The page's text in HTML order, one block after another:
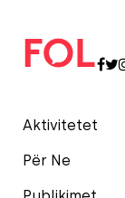
Aktivitetet
Për Ne